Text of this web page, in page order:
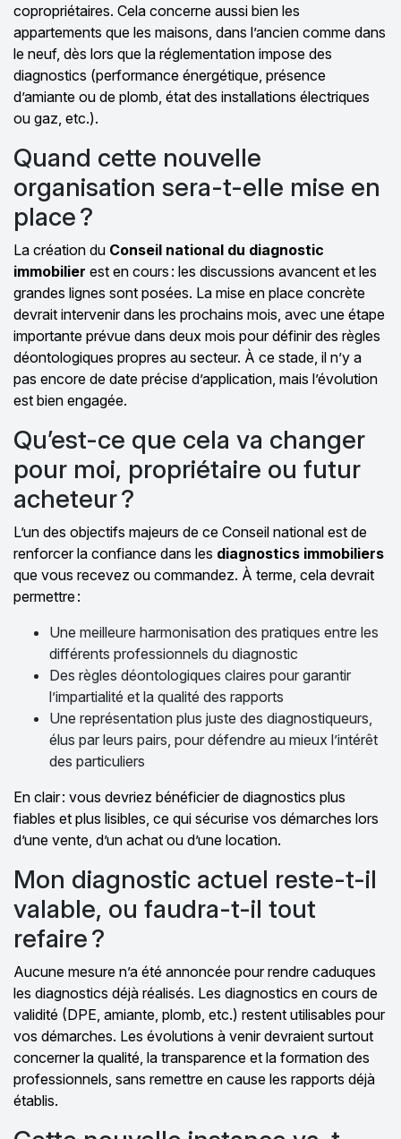
copropriétaires. Cela concerne aussi bien les
appartements que les maisons, dans l’ancien comme dans
le neuf, dès lors que la réglementation impose des
diagnostics (performance énergétique, présence
d’amiante ou de plomb, état des installations électriques
ou gaz, etc.).
Quand cette nouvelle
organisation sera-t-elle mise en
place ?
La création du Conseil national du diagnostic
immobilier est en cours : les discussions avancent et les
grandes lignes sont posées. La mise en place concrète
devrait intervenir dans les prochains mois, avec une étape
importante prévue dans deux mois pour définir des règles
déontologiques propres au secteur. À ce stade, il n’y a
pas encore de date précise d’application, mais l’évolution
est bien engagée.
Qu’est-ce que cela va changer
pour moi, propriétaire ou futur
acheteur ?
L’un des objectifs majeurs de ce Conseil national est de
renforcer la confiance dans les diagnostics immobiliers
que vous recevez ou commandez. À terme, cela devrait
permettre :
Une meilleure harmonisation des pratiques entre les
différents professionnels du diagnostic
Des règles déontologiques claires pour garantir
l’impartialité et la qualité des rapports
Une représentation plus juste des diagnostiqueurs,
élus par leurs pairs, pour défendre au mieux l’intérêt
des particuliers
En clair : vous devriez bénéficier de diagnostics plus
fiables et plus lisibles, ce qui sécurise vos démarches lors
d’une vente, d’un achat ou d’une location.
Mon diagnostic actuel reste-t-il
valable, ou faudra-t-il tout
refaire ?
Aucune mesure n’a été annoncée pour rendre caduques
les diagnostics déjà réalisés. Les diagnostics en cours de
validité (DPE, amiante, plomb, etc.) restent utilisables pour
vos démarches. Les évolutions à venir devraient surtout
concerner la qualité, la transparence et la formation des
professionnels, sans remettre en cause les rapports déjà
établis.